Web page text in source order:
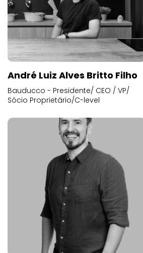
André Luiz Alves Britto Filho
Bauducco - Presidente/ CEO / VP/
Sócio Proprietário/C-level